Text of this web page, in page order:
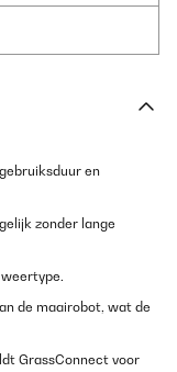
en
zonder lange
de maairobot, wat de
GrassConnect voor